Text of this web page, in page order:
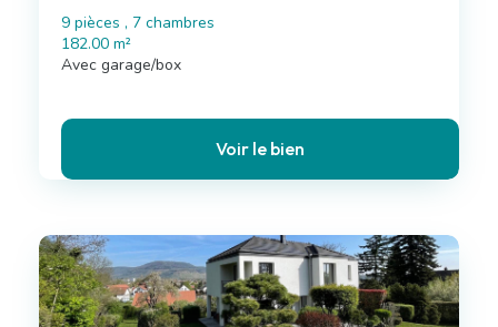
9 pièces , 7 chambres
182.00 m²
Avec garage/box
Voir le bien